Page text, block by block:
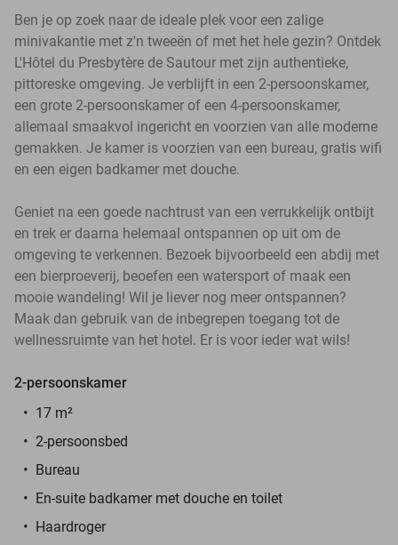
Ben je op zoek naar de ideale plek voor een zalige
minivakantie met z'n tweeën of met het hele gezin? Ontdek
L'Hôtel du Presbytère de Sautour met zijn authentieke,
pittoreske omgeving. Je verblijft in een 2-persoonskamer,
een grote 2-persoonskamer of een 4-persoonskamer,
allemaal smaakvol ingericht en voorzien van alle moderne
gemakken. Je kamer is voorzien van een bureau, gratis wifi
en een eigen badkamer met douche.
Geniet na een goede nachtrust van een verrukkelijk ontbijt
en trek er daarna helemaal ontspannen op uit om de
omgeving te verkennen. Bezoek bijvoorbeeld een abdij met
een bierproeverij, beoefen een watersport of maak een
mooie wandeling! Wil je liever nog meer ontspannen?
Maak dan gebruik van de inbegrepen toegang tot de
wellnessruimte van het hotel. Er is voor ieder wat wils!
2-persoonskamer
17 m²
2-persoonsbed
Bureau
En-suite badkamer met douche en toilet
Haardroger